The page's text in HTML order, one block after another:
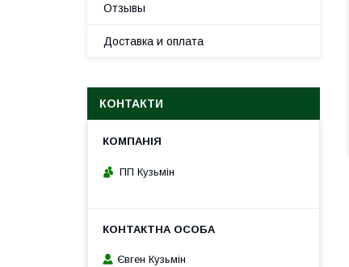
Отзывы
Доставка и оплата
КОНТАКТИ
ПП Кузьмін
Євген Кузьмін